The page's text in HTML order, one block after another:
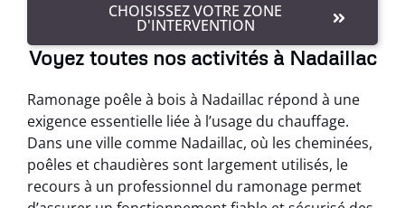
CHOISISSEZ VOTRE ZONE
D'INTERVENTION
Voyez toutes nos activités à Nadaillac
Ramonage poêle à bois à Nadaillac répond à une
exigence essentielle liée à l’usage du chauffage.
Dans une ville comme Nadaillac, où les cheminées,
poêles et chaudières sont largement utilisés, le
recours à un professionnel du ramonage permet